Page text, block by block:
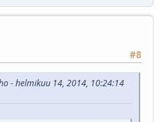
#8
- helmikuu 14, 2014, 10:24:14